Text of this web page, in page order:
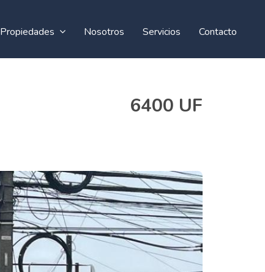
Propiedades Nosotros Servicios Contacto
6400 UF